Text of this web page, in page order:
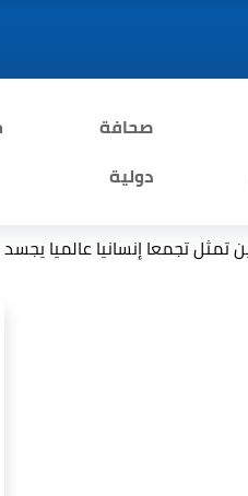
صحافة
دولية
إنسانيا عالميا يجسد القيم